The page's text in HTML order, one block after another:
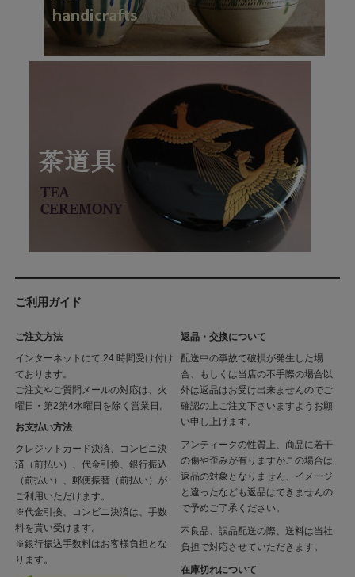
ご利用ガイド
ご注文方法
インターネットにて 24 時間受け付け
ております。
ご注文やご質問メールの対応は、火
曜日・第2第4水曜日を除く営業日。
お支払い方法
クレジットカード決済、コンビニ決
済（前払い）、代金引換、銀行振込
（前払い）、郵便振替（前払い）が
ご利用いただけます。
※代金引換、コンビニ決済は、手数
料を貰い受けます。
※銀行振込手数料はお客様負担とな
ります。
返品・交換について
配送中の事故で破損が発生した場
合、もしくは当店の不手際の場合以
外は返品はお受け出来ませんのでご
確認の上ご注文下さいますようお願
い申し上げます。
アンティークの性質上、商品に若干
の傷や歪みが有りますがこの場合は
返品の対象となりません、イメージ
と違ったなども返品はできませんの
で予めご了承ください。
不良品、誤品配送の際、送料は当社
負担で対応させていただきます。
在庫切れについて